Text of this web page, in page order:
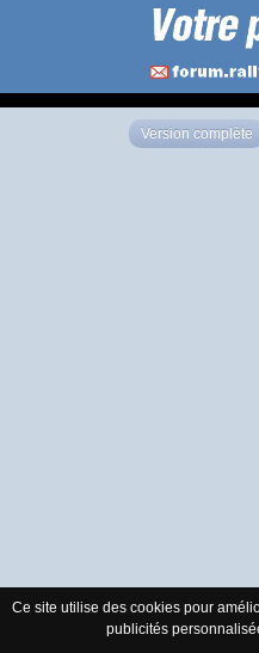
Version complète
Ce site utilise des cookies pour
publicités